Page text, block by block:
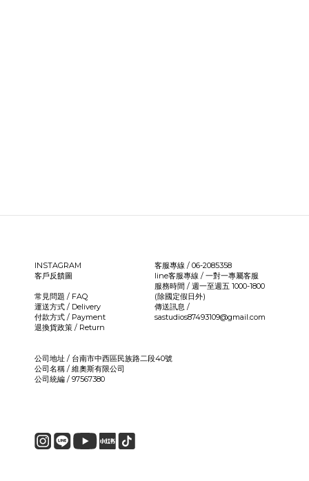
INSTAGRAM
客戶反饋圖
常見問題 / FAQ
運送方式 / Delivery
付款方式 / Payment
退換貨政策 / Return
客服專線 / 06-2085358
line客服專線 / 一對一專屬客服
服務時間 / 週一至週五 1000-1800
(除國定假日外)
傳送訊息 /
sastudios87493109@gmail.com
公司地址 / 台南市中西區民族路二段40號
公司名稱 / 維奧斯有限公司
公司統編 / 97567380